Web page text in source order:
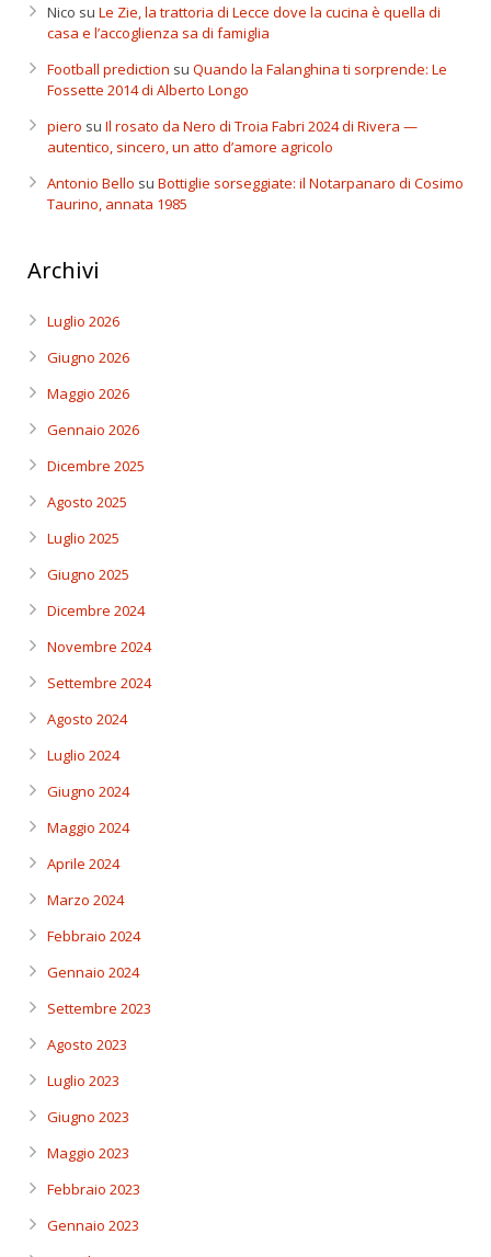
Nico su Le Zie, la trattoria di Lecce dove la cucina è quella di
casa e l’accoglienza sa di famiglia
Football prediction su Quando la Falanghina ti sorprende: Le
Fossette 2014 di Alberto Longo
piero su Il rosato da Nero di Troia Fabri 2024 di Rivera —
autentico, sincero, un atto d’amore agricolo
Antonio Bello su Bottiglie sorseggiate: il Notarpanaro di Cosimo
Taurino, annata 1985
Archivi
Luglio 2026
Giugno 2026
Maggio 2026
Gennaio 2026
Dicembre 2025
Agosto 2025
Luglio 2025
Giugno 2025
Dicembre 2024
Novembre 2024
Settembre 2024
Agosto 2024
Luglio 2024
Giugno 2024
Maggio 2024
Aprile 2024
Marzo 2024
Febbraio 2024
Gennaio 2024
Settembre 2023
Agosto 2023
Luglio 2023
Giugno 2023
Maggio 2023
Febbraio 2023
Gennaio 2023